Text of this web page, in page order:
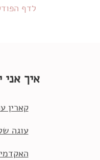
לדף
איך אני
קארין
עוגה